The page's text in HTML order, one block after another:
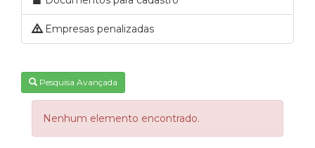
Empresas penalizadas
Pesquisa Avançada
Nenhum elemento encontrado.